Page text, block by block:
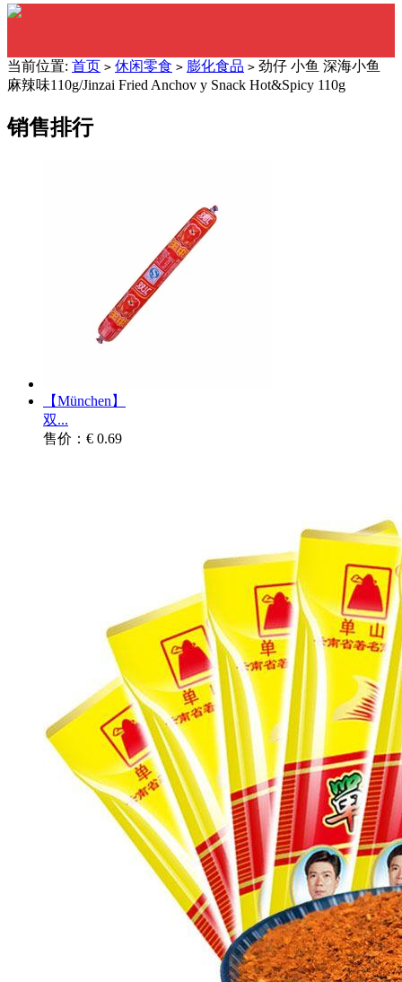
当前位置: 首页 > 休闲零食 > 膨化食品 > 劲仔 小鱼 深海小鱼
麻辣味110g/Jinzai Fried Anchov y Snack Hot&Spicy 110g
销售排行
【München】
双...
售价：€ 0.69